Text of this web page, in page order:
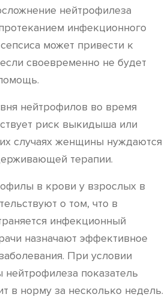
нейтрофилеза
инфекционного
может привести к
своевременно не будет
нейтрофилов во время
риск выкидыша или
случаях женщины нуждаются
терапии.
в крови у взрослых в
о том, что в
инфекционный
назначают эффективное
При условии
нейтрофилеза показатель
в норму за несколько недель.